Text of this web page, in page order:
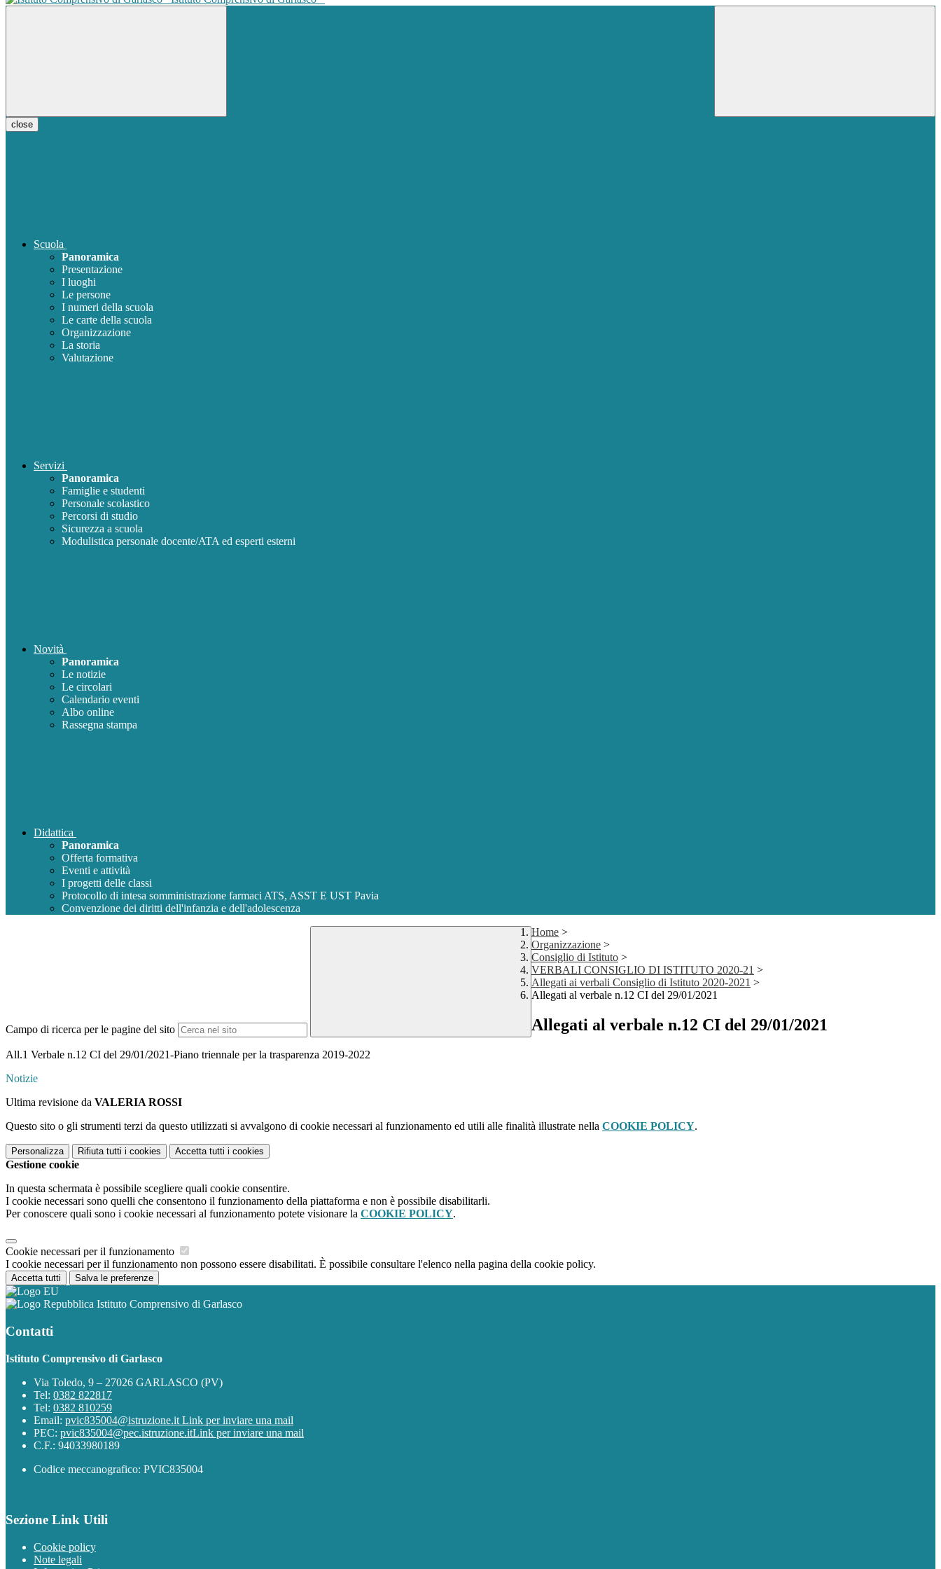
close
Scuola
Panoramica
Presentazione
I luoghi
Le persone
I numeri della scuola
Le carte della scuola
Organizzazione
La storia
Valutazione
Servizi
Panoramica
Famiglie e studenti
Personale scolastico
Percorsi di studio
Sicurezza a scuola
Modulistica personale docente/ATA ed esperti esterni
Novità
Panoramica
Le notizie
Le circolari
Calendario eventi
Albo online
Rassegna stampa
Didattica
Panoramica
Offerta formativa
Eventi e attività
I progetti delle classi
Protocollo di intesa somministrazione farmaci ATS, ASST E UST Pavia
Convenzione dei diritti dell'infanzia e dell'adolescenza
Campo di ricerca per le pagine del sito
Home >
Organizzazione >
Consiglio di Istituto >
VERBALI CONSIGLIO DI ISTITUTO 2020-21 >
Allegati ai verbali Consiglio di Istituto 2020-2021 >
Allegati al verbale n.12 CI del 29/01/2021
Allegati al verbale n.12 CI del 29/01/2021
All.1 Verbale n.12 CI del 29/01/2021-Piano triennale per la trasparenza 2019-2022
Notizie
Ultima revisione da VALERIA ROSSI
Questo sito o gli strumenti terzi da questo utilizzati si avvalgono di cookie necessari al funzionamento ed utili alle finalità illustrate nella COOKIE POLICY.
Personalizza Rifiuta tutti i cookies Accetta tutti i cookies
Gestione cookie
In questa schermata è possibile scegliere quali cookie consentire.
I cookie necessari sono quelli che consentono il funzionamento della piattaforma e non è possibile disabilitarli.
Per conoscere quali sono i cookie necessari al funzionamento potete visionare la COOKIE POLICY.
Cookie necessari per il funzionamento
I cookie necessari per il funzionamento non possono essere disabilitati. È possibile consultare l'elenco nella pagina della cookie policy.
Accetta tutti Salva le preferenze
Istituto Comprensivo di Garlasco
Contatti
Istituto Comprensivo di Garlasco
Via Toledo, 9 – 27026 GARLASCO (PV)
Tel: 0382 822817
Tel: 0382 810259
Email: pvic835004@istruzione.it Link per inviare una mail
PEC: pvic835004@pec.istruzione.itLink per inviare una mail
C.F.: 94033980189
Codice meccanografico: PVIC835004
Sezione Link Utili
Cookie policy
Note legali